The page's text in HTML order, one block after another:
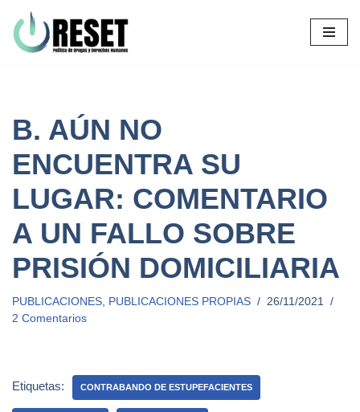
Ir
B. AÚN NO
ENCUENTRA SU
LUGAR: COMENTARIO
A UN FALLO SOBRE
PRISIÓN DOMICILIARIA
PUBLICACIONES PUBLICACIONES PROPIAS
26/11/2021
2 Comentarios
Etiquetas: CONTRABANDO DE ESTUPEFACIENTES